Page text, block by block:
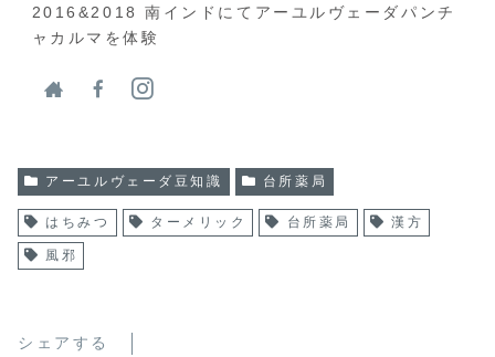
2016&2018 南インドにてアーユルヴェーダパンチ
ャカルマを体験
アーユルヴェーダ豆知識 台所薬局
はちみつ ターメリック 台所薬局 漢方
風邪
シェアする